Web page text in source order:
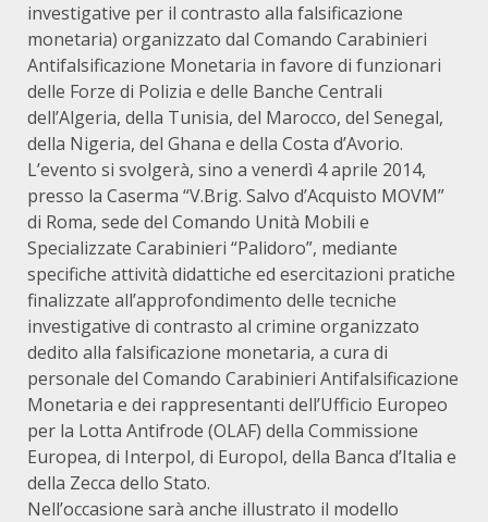
investigative per il contrasto alla falsificazione
monetaria) organizzato dal Comando Carabinieri
Antifalsificazione Monetaria in favore di funzionari
delle Forze di Polizia e delle Banche Centrali
dell’Algeria, della Tunisia, del Marocco, del Senegal,
della Nigeria, del Ghana e della Costa d’Avorio.
L’evento si svolgerà, sino a venerdì 4 aprile 2014,
presso la Caserma “V.Brig. Salvo d’Acquisto MOVM”
di Roma, sede del Comando Unità Mobili e
Specializzate Carabinieri “Palidoro”, mediante
specifiche attività didattiche ed esercitazioni pratiche
finalizzate all’approfondimento delle tecniche
investigative di contrasto al crimine organizzato
dedito alla falsificazione monetaria, a cura di
personale del Comando Carabinieri Antifalsificazione
Monetaria e dei rappresentanti dell’Ufficio Europeo
per la Lotta Antifrode (OLAF) della Commissione
Europea, di Interpol, di Europol, della Banca d’Italia e
della Zecca dello Stato.
Nell’occasione sarà anche illustrato il modello